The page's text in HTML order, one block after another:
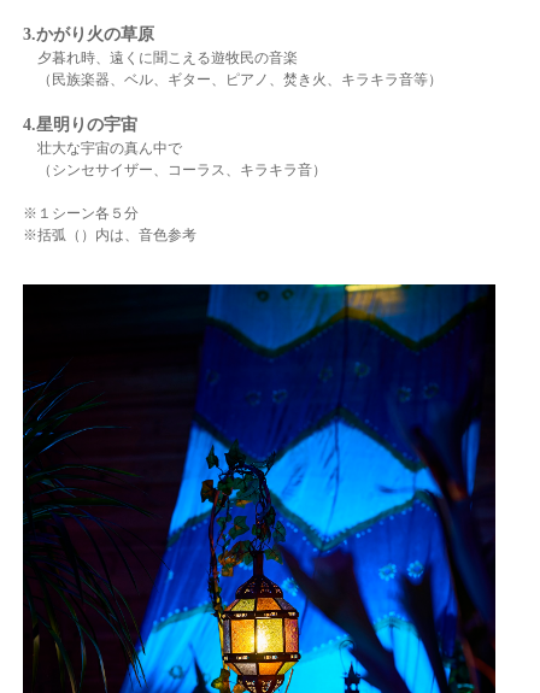
3.かがり火の草原
夕暮れ時、遠くに聞こえる遊牧民の音楽
（民族楽器、ベル、ギター、ピアノ、焚き火、キラキラ音等）
4.星明りの宇宙
壮大な宇宙の真ん中で
（シンセサイザー、コーラス、キラキラ音）
※１シーン各５分
※括弧（）内は、音色参考